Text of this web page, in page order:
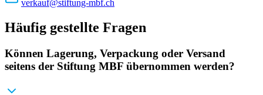
verkauf@stiftung-mbf.ch
Häufig gestellte Fragen
Können Lagerung, Verpackung oder Versand
seitens der Stiftung MBF übernommen werden?